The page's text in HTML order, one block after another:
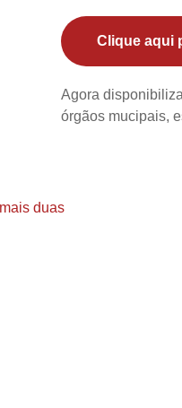
Clique aqui
Agora
órgãos mucipais,
duas